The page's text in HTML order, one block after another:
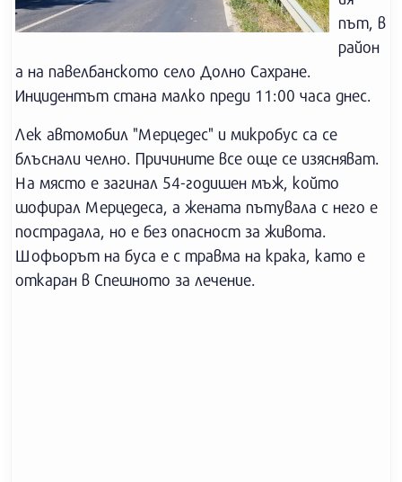
път, в
район
а на павелбанското село Долно Сахране.
Инцидентът стана малко преди 11:00 часа днес.
Лек автомобил "Мерцедес" и микробус са се
блъснали челно. Причините все още се изясняват.
На място е загинал 54-годишен мъж, който
шофирал Мерцедеса, а жената пътувала с него е
пострадала, но е без опасност за живота.
Шофьорът на буса е с травма на крака, като е
откаран в Спешното за лечение.